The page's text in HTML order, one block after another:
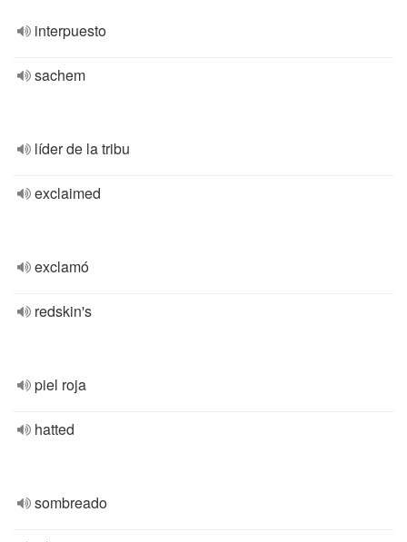
interpuesto
sachem
líder de la tribu
exclaimed
exclamó
redskin's
piel roja
hatted
sombreado